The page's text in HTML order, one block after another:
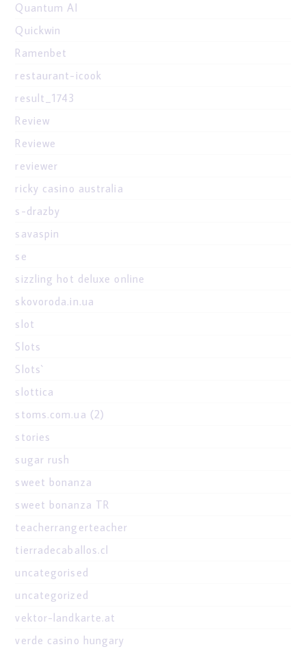
Quantum AI
Quickwin
Ramenbet
restaurant-icook
result_1743
Review
Reviewe
reviewer
ricky casino australia
s-drazby
savaspin
se
sizzling hot deluxe online
skovoroda.in.ua
slot
Slots
Slots`
slottica
stoms.com.ua (2)
stories
sugar rush
sweet bonanza
sweet bonanza TR
teacherrangerteacher
tierradecaballos.cl
uncategorised
uncategorized
vektor-landkarte.at
verde casino hungary